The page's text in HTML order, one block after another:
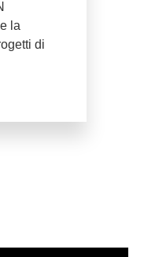
la
di